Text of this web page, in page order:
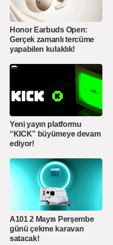
Honor Earbuds Open:
Gerçek zamanlı tercüme
yapabilen kulaklık!
Yeni yayın platformu
“KICK” büyümeye devam
ediyor!
A101 2 Mayıs Perşembe
günü çekme karavan
satacak!